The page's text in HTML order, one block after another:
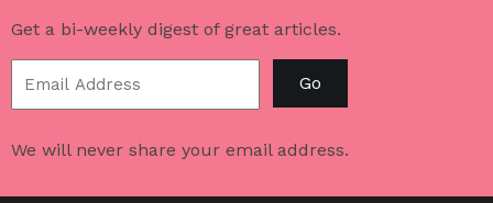
Get a bi-weekly digest of great articles.
Go
We will never share your email address.